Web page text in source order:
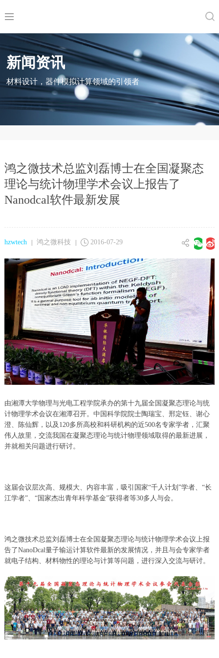
新闻资讯
材料设计，器件模拟计算领域的引领者
鸿之微技术总监刘磊博士在全国凝聚态
理论与统计物理学术会议上报告了
Nanodcal软件最新发展
hzwtech | 鸿之微科技 | 2016-07-29
由湘潭大学物理与光电工程学院承办的第十九届全国凝聚态理论与统
计物理学术会议在湘潭召开。中国科学院院士陶瑞宝、邢定钰、谢心
澄、陈仙辉，以及120多所高校和科研机构的近500名专家学者，汇聚
伟人故里，交流我国在凝聚态理论与统计物理领域取得的最新进展，
并就相关问题进行研讨。
这届会议层次高、规模大、内容丰富，吸引国家“千人计划”学者、“长
江学者”、“国家杰出青年科学基金”获得者等30多人与会。
鸿之微技术总监刘磊博士在全国凝聚态理论与统计物理学术会议上报
告了NanoDcal量子输运计算软件最新的发展情况，并且与会专家学者
就电子结构、材料物性的理论与计算等问题，进行深入交流与研讨。